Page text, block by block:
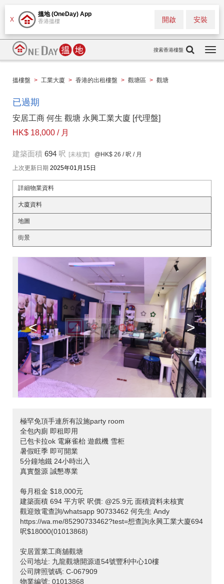
X
搵地 (OneDay) App
香港搵樓 安裝
開啟
搜索香港樓盤
搵樓盤 > 工業大廈 > 香港的出租樓盤 > 觀塘區 > 觀塘
已過期
安居工商 何生 觀塘 永興工業大廈 [代理盤]
HK$ 18,000 / 月
建築面積 694 呎 [未核實] @HK$ 26 / 呎 / 月
上次更新日期 2025年01月15日
詳細物業資料
大廈資料
地圖
街景
< >
極罕免頂手連所有設施party room
全包內廁 即租即用
已包卡拉ok 電麻雀枱 遊戲機 雪柜
暑假旺季 即可開業
5分鐘地鐵 24小時出入
真實盤源 誠懇專業
每月租金 $18,000元
建築面積 694 平方呎 呎價: @25.9元 面積資料未核實
觀迎致電查詢/whatsapp 90733462 何先生 Andy
https://wa.me/85290733462?test=想查詢永興工業大廈694
呎$18000(01013868)
安居置業工商舖觀塘
公司地址: 九龍觀塘開源道54號豐利中心10樓
公司牌照號碼: C-067909
物業編號: 01013868